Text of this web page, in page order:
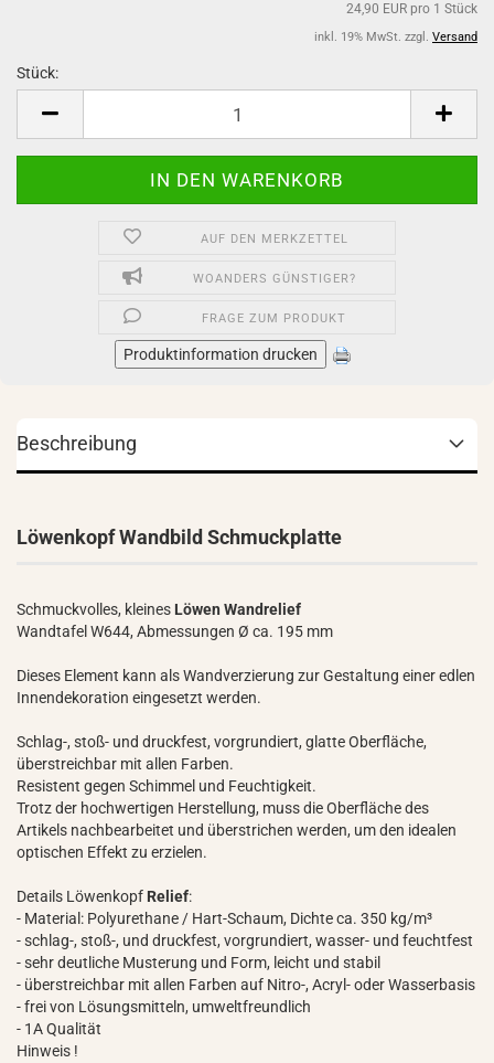
24,90 EUR pro 1 Stück
inkl. 19% MwSt. zzgl. Versand
Stück:
AUF DEN MERKZETTEL
WOANDERS GÜNSTIGER?
FRAGE ZUM PRODUKT
Produktinformation drucken
Beschreibung
Löwenkopf Wandbild Schmuckplatte
Schmuckvolles, kleines Löwen Wandrelief
Wandtafel W644, Abmessungen Ø ca. 195 mm
Dieses Element kann als Wandverzierung zur Gestaltung einer edlen
Innendekoration eingesetzt werden.
Schlag-, stoß- und druckfest, vorgrundiert, glatte Oberfläche,
überstreichbar mit allen Farben.
Resistent gegen Schimmel und Feuchtigkeit.
Trotz der hochwertigen Herstellung, muss die Oberfläche des
Artikels nachbearbeitet und überstrichen werden, um den idealen
optischen Effekt zu erzielen.
Details Löwenkopf Relief:
- Material: Polyurethane / Hart-Schaum, Dichte ca. 350 kg/m³
- schlag-, stoß-, und druckfest, vorgrundiert, wasser- und feuchtfest
- sehr deutliche Musterung und Form, leicht und stabil
- überstreichbar mit allen Farben auf Nitro-, Acryl- oder Wasserbasis
- frei von Lösungsmitteln, umweltfreundlich
- 1A Qualität
Hinweis !